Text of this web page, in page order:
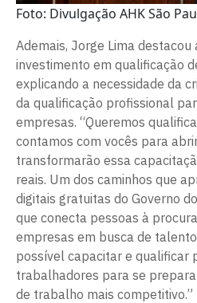
Foto: Divulgação AHK São
Ademais, Jorge Lima
investimento em qualificação
explicando a necessidade da
da qualificação profissional
empresas. “Queremos
contamos com vocês para
transformarão essa
reais. Um dos caminhos que
digitais gratuitas do Governo
que conecta pessoas à
empresas em busca de
possível capacitar e qualificar
trabalhadores para se
de trabalho mais competitivo.”